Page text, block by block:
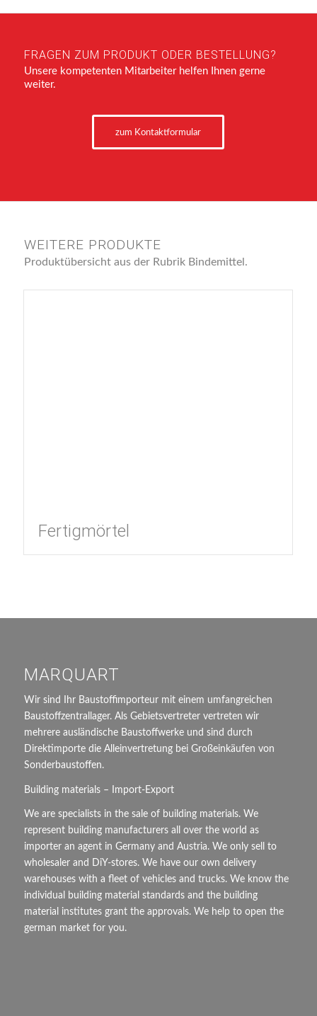
FRAGEN ZUM PRODUKT ODER BESTELLUNG?
Unsere kompetenten Mitarbeiter helfen Ihnen gerne
weiter.
zum Kontaktformular
WEITERE PRODUKTE
Produktübersicht aus der Rubrik Bindemittel.
Fertigmörtel
MARQUART
Wir sind Ihr Baustoffimporteur mit einem umfangreichen
Baustoffzentrallager. Als Gebietsvertreter vertreten wir
mehrere ausländische Baustoffwerke und sind durch
Direktimporte die Alleinvertretung bei Großeinkäufen von
Sonderbaustoffen.
Building materials – Import-Export
We are specialists in the sale of building materials. We
represent building manufacturers all over the world as
importer an agent in Germany and Austria. We only sell to
wholesaler and DiY-stores. We have our own delivery
warehouses with a fleet of vehicles and trucks. We know the
individual building material standards and the building
material institutes grant the approvals. We help to open the
german market for you.